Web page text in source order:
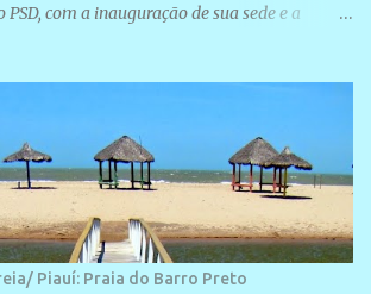
com a inauguração de sua sede e a
Piauí: Praia do Barro Preto